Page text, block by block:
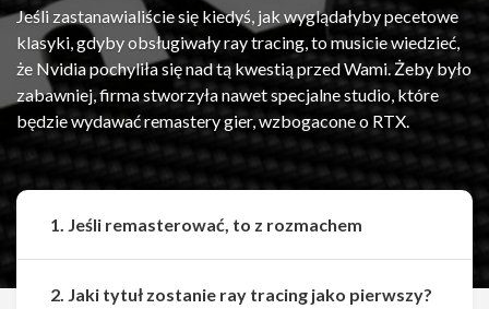
Jeśli zastanawialiście się kiedyś, jak wyglądałyby pecetowe
klasyki, gdyby obsługiwały ray tracing, to musicie wiedzieć,
że Nvidia pochyliła się nad tą kwestią przed Wami. Żeby było
zabawniej, firma stworzyła nawet specjalne studio, które
będzie wydawać remastery gier, wzbogacone o RTX.
Udostępnij Udostępnij
1. Jeśli remasterować, to z rozmachem
2. Jaki tytuł zostanie ray tracing jako pierwszy?